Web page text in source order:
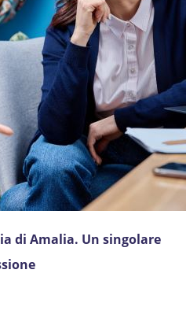
di Amalia. Un singolare